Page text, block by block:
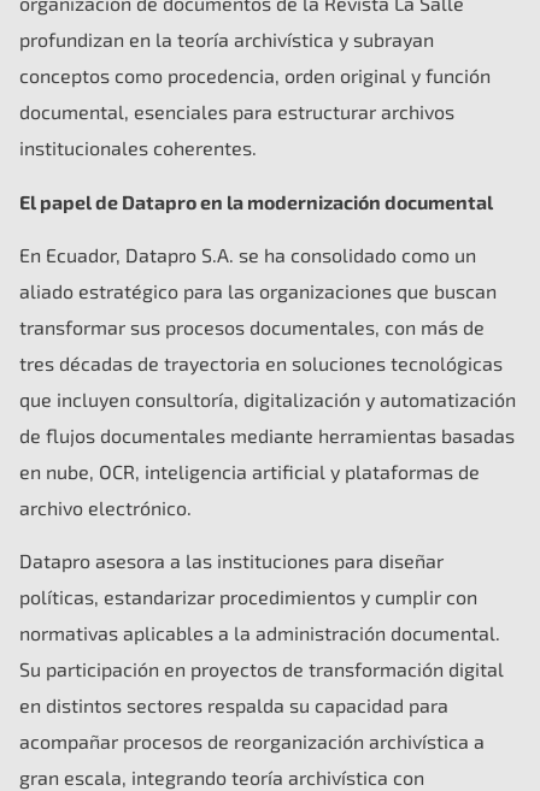
profundizan en la teoría archivística y subrayan
conceptos como procedencia, orden original y función
documental, esenciales para estructurar archivos
institucionales coherentes.
El papel de Datapro en la modernización documental
En Ecuador, Datapro S.A. se ha consolidado como un
aliado estratégico para las organizaciones que buscan
transformar sus procesos documentales, con más de
tres décadas de trayectoria en soluciones tecnológicas
que incluyen consultoría, digitalización y automatización
de flujos documentales mediante herramientas basadas
en nube, OCR, inteligencia artificial y plataformas de
archivo electrónico.
Datapro asesora a las instituciones para diseñar
políticas, estandarizar procedimientos y cumplir con
normativas aplicables a la administración documental.
Su participación en proyectos de transformación digital
en distintos sectores respalda su capacidad para
acompañar procesos de reorganización archivística a
gran escala, integrando teoría archivística con